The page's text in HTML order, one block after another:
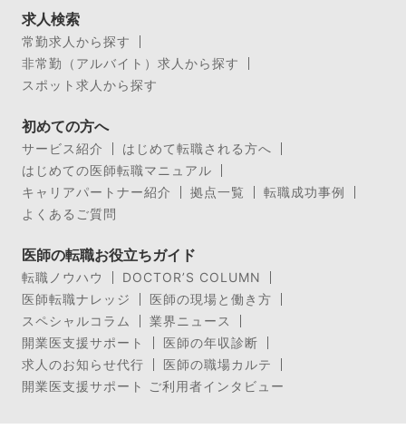
求人検索
常勤求人から探す
非常勤（アルバイト）求人から探す
スポット求人から探す
初めての方へ
サービス紹介
はじめて転職される方へ
はじめての医師転職マニュアル
キャリアパートナー紹介
拠点一覧
転職成功事例
よくあるご質問
医師の転職お役立ちガイド
転職ノウハウ
DOCTOR’S COLUMN
医師転職ナレッジ
医師の現場と働き方
スペシャルコラム
業界ニュース
開業医支援サポート
医師の年収診断
求人のお知らせ代行
医師の職場カルテ
開業医支援サポート ご利用者インタビュー